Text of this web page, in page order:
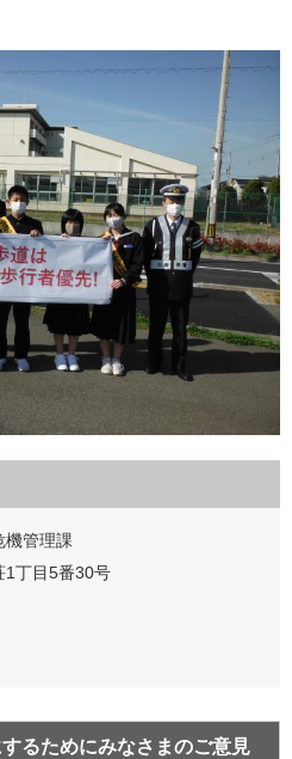
機管理課
1丁目5番30号
るためにみなさまのご意見